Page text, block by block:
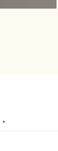
*